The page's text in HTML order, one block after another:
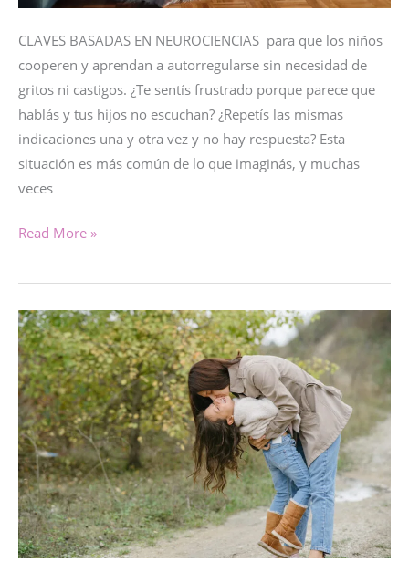
CLAVES BASADAS EN NEUROCIENCIAS para que los niños
cooperen y aprendan a autorregularse sin necesidad de
gritos ni castigos. ¿Te sentís frustrado porque parece que
hablás y tus hijos no escuchan? ¿Repetís las mismas
indicaciones una y otra vez y no hay respuesta? Esta
situación es más común de lo que imaginás, y muchas
veces
TUS
NO
TE
ESCUCHAN
Read More »